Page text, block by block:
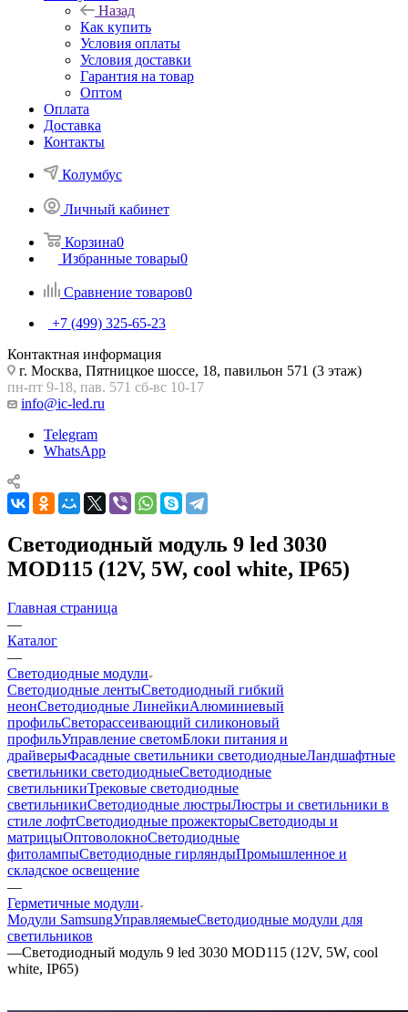
Назад
Как купить
Условия оплаты
Условия доставки
Гарантия на товар
Оптом
Оплата
Доставка
Контакты
Колумбус
Личный кабинет
Корзина0
Избранные товары0
Сравнение товаров0
+7 (499) 325-65-23
Контактная информация
г. Москва, Пятницкое шоссе, 18, павильон 571 (3 этаж)
пн-пт 9-18, пав. 571 сб-вс 10-17
info@ic-led.ru
Telegram
WhatsApp
Светодиодный модуль 9 led 3030
MOD115 (12V, 5W, cool white, IP65)
Главная страница
—
Каталог
—
Светодиодные модули
Светодиодные лентыСветодиодный гибкий
неонСветодиодные ЛинейкиАлюминиевый
профильСветорассеивающий силиконовый
профильУправление светомБлоки питания и
драйверыФасадные светильники светодиодныеЛандшафтные
светильники светодиодныеСветодиодные
светильникиТрековые светодиодные
светильникиСветодиодные люстрыЛюстры и светильники в
стиле лофтСветодиодные прожекторыСветодиоды и
матрицыОптоволокноСветодиодные
фитолампыСветодиодные гирляндыПромышленное и
складское освещение
—
Герметичные модули
Модули SamsungУправляемыеСветодиодные модули для
светильников
—Светодиодный модуль 9 led 3030 MOD115 (12V, 5W, cool
white, IP65)